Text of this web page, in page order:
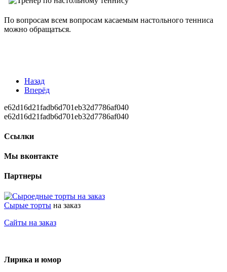
По вопросам всем вопросам касаемым настольного тенниса
можно обращаться.
Назад
Вперёд
e62d16d21fadb6d701eb32d7786af040
e62d16d21fadb6d701eb32d7786af040
Ссылки
Мы вконтакте
Партнеры
Сырые торты на заказ
Сайты на заказ
Лирика и юмор